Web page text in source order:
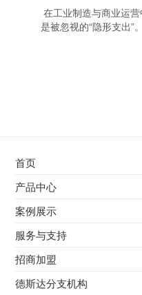
在工业制造与商业运
是被忽视的“隐形支出”
首页
不锈钢专用电磁加热器
电磁蒸汽发生器
电磁加热棒配件
产品中心
不锈钢专用电磁加热器
电磁蒸汽发生器
案例展示
最新案例
其他应用
服务与支持
服务覆盖网络
服务流程
招商加盟
前景分析
德斯达分支机构